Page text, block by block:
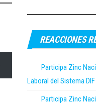
REACCIONES
Participa Zinc
Laboral del Sistema
Participa Zinc